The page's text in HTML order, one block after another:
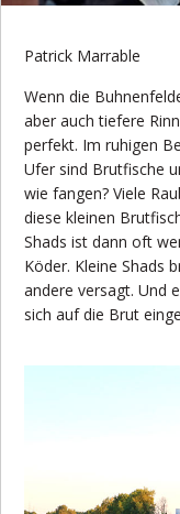
Patrick Marrable
Wenn die
aber auch tiefere
perfekt. Im ruhigen
Ufer sind Brutfische
wie fangen? Viele
diese kleinen
Shads ist dann oft
Köder. Kleine Shads
andere versagt. Und
sich auf die Brut